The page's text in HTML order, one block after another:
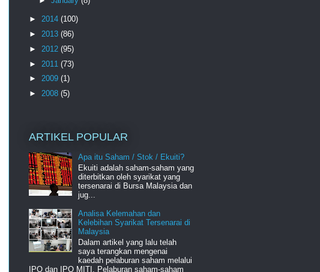
► 2014 (100)
► 2013 (86)
► 2012 (95)
► 2011 (73)
► 2009 (1)
► 2008 (5)
ARTIKEL POPULAR
Apa itu Saham / Stok / Ekuiti?
Ekuiti adalah saham-saham yang
diterbitkan oleh syarikat yang
tersenarai di Bursa Malaysia dan
jug...
Analisa Kelemahan dan
Kelebihan Syarikat Tersenarai di
Malaysia
Dalam artikel yang lalu telah
saya terangkan mengenai
kaedah pelaburan saham melalui
IPO dan IPO MITI. Pelaburan saham-saham